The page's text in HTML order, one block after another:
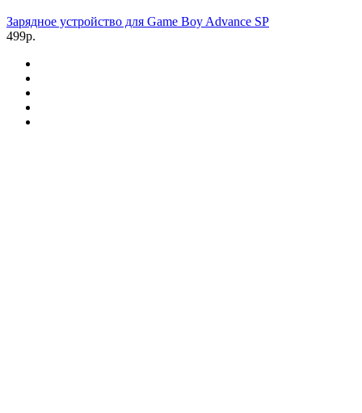
Зарядное устройство для Game Boy Advance SP
499р.